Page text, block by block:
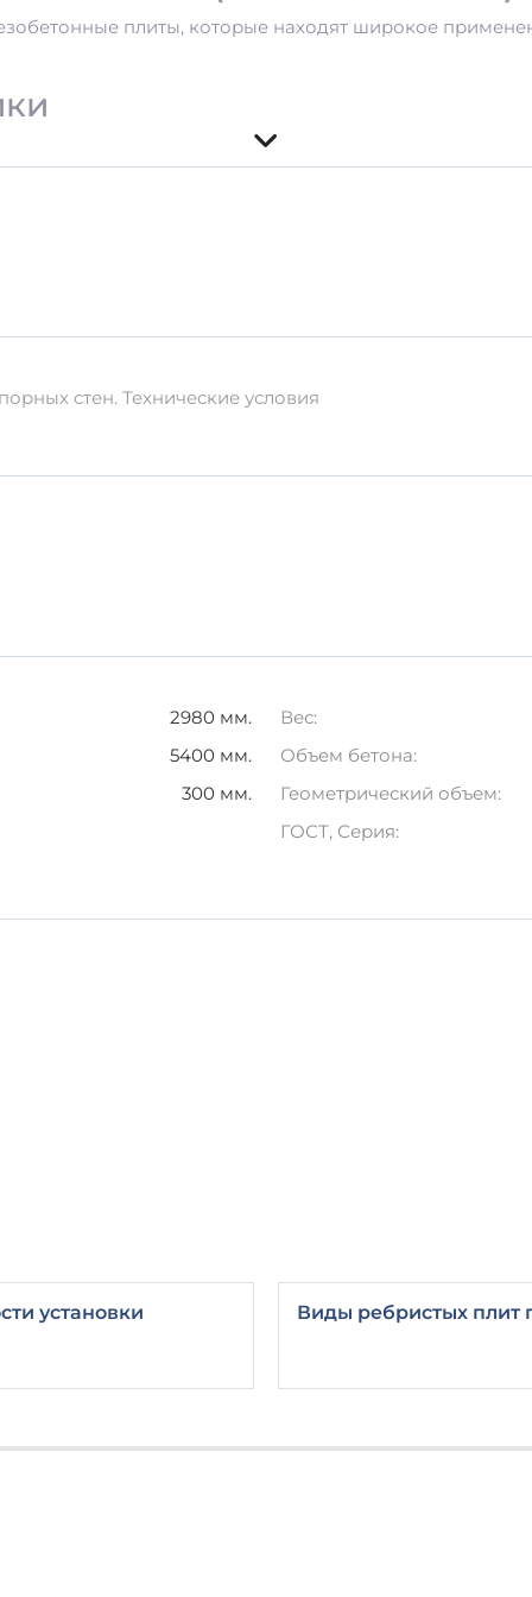
плиты, которые находят широкое
цемента, песка и специализированных
изделийважно соблюдать условия хранения. Плиты
избежать механических повреждений.
объектов различной сложности, где требуются
стен. Технические условия
2980 мм.
5400 мм.
300 мм.
Вес:
Объем бетона:
Геометрический объем:
ГОСТ, Серия:
установки Виды ребристых плит